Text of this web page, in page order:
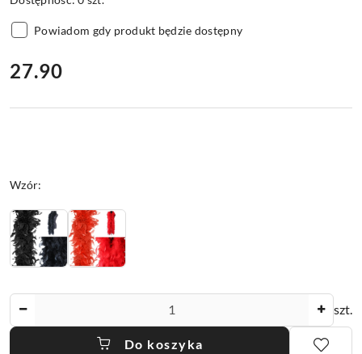
Powiadom gdy produkt będzie dostępny
cena:
27.90
Wariant
Wzór:
szt.
Do koszyka